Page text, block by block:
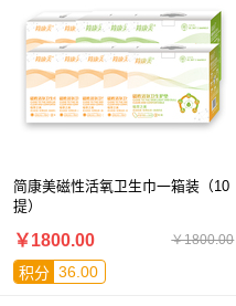
简康美磁性活氧卫生巾一箱装（10
提）
￥1800.00
￥1800.00
积分 36.00